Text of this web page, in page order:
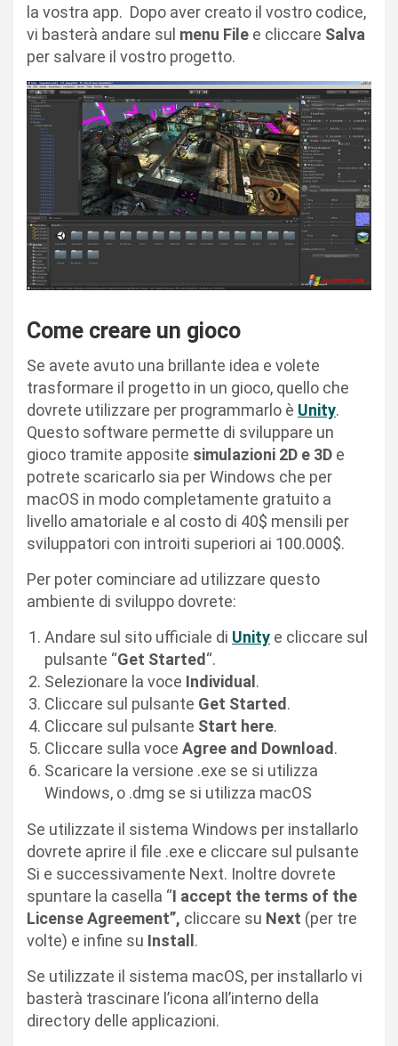
la vostra app. Dopo aver creato il vostro codice,
vi basterà andare sul menu File e cliccare Salva
per salvare il vostro progetto.
Come creare un gioco
Se avete avuto una brillante idea e volete
trasformare il progetto in un gioco, quello che
dovrete utilizzare per programmarlo è Unity.
Questo software permette di sviluppare un
gioco tramite apposite simulazioni 2D e 3D e
potrete scaricarlo sia per Windows che per
macOS in modo completamente gratuito a
livello amatoriale e al costo di 40$ mensili per
sviluppatori con introiti superiori ai 100.000$.
Per poter cominciare ad utilizzare questo
ambiente di sviluppo dovrete:
Andare sul sito ufficiale di Unity e cliccare sul
pulsante “Get Started “.
Selezionare la voce Individual .
Cliccare sul pulsante Get Started .
Cliccare sul pulsante Start here.
Cliccare sulla voce Agree and Download .
Scaricare la versione .exe se si utilizza
Windows, o .dmg se si utilizza macOS
Se utilizzate il sistema Windows per installarlo
dovrete aprire il file .exe e cliccare sul pulsante
Si e successivamente Next. Inoltre dovrete
spuntare la casella “I accept the terms of the
License Agreement”, cliccare su Next (per tre
volte) e infine su Install .
Se utilizzate il sistema macOS, per installarlo vi
basterà trascinare l’icona all’interno della
directory delle applicazioni.